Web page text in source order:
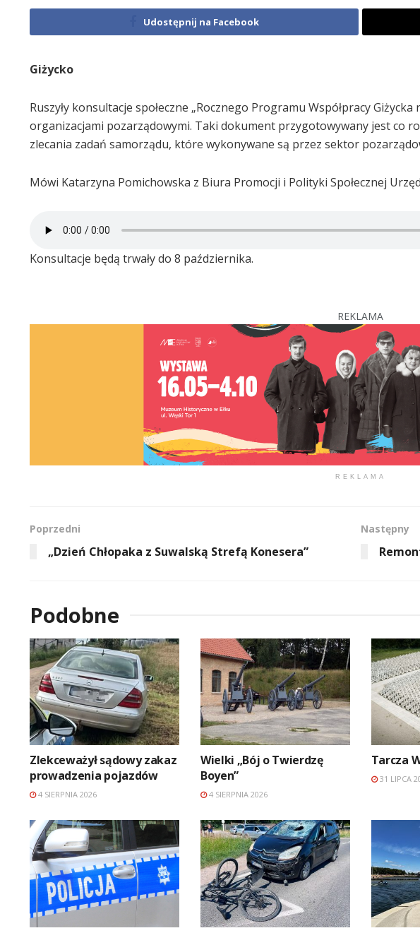
Udostępnij na Facebook
Giżycko
Ruszyły konsultacje społeczne „Rocznego Programu Współpracy
organizacjami pozarządowymi. Taki dokument przygotowywany jest co
zlecania zadań samorządu, które wykonywane są przez sektor
Mówi Katarzyna Pomichowska z Biura Promocji i Polityki Społecznej
Konsultacje będą trwały do 8 października.
REKLAMA
REKLAMA
Poprzedni
„Dzień Chłopaka z Suwalską Strefą Konesera”
Następny
Podobne
Zlekceważył sądowy zakaz
prowadzenia pojazdów
4 SIERPNIA 2026
Wielki „Bój o Twierdzę
Boyen”
4 SIERPNIA 2026
Tarcza
31 LIPCA